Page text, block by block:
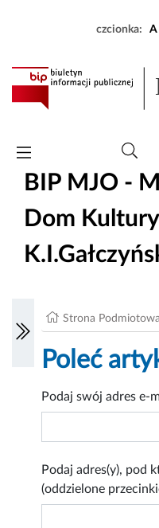
czcionka: A
BIP MJO -
Dom
Strona Podmiotowa
Poleć
Podaj swój adres e-
Podaj adres(y), pod
(oddzielone